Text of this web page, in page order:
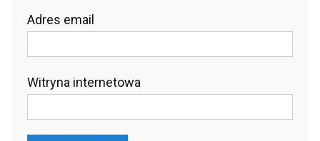
Adres email
Witryna internetowa